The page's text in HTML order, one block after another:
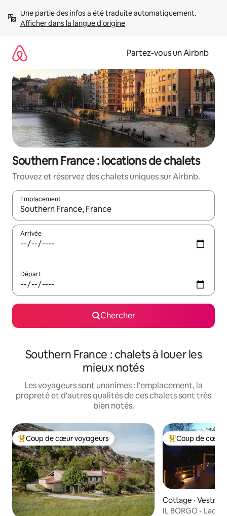
directement
Afficher dans la langue d'origine
Partez-vous un Airbnb
Southern France : locations de chalets
Trouvez et réservez des chalets uniques sur Airbnb.
Emplacement
Quand les résultats sont affichés, parcourez-les en utilisant
Arrivée
Départ
Chercher
Southern France : chalets à louer les
mieux notés
Les voyageurs sont unanimes : l'emplacement, la
propreté et d'autres qualités de ces chalets sont très
bien notés.
Coup de cœur voyageurs parmi les plus aimés
Coup de cœur voyageurs Coup de cœur
Coup de cœur
Cottage ·
IL BORGO - Lac